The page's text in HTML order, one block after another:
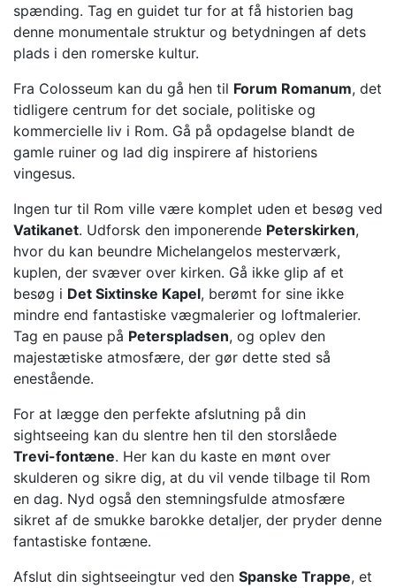
spænding. Tag en guidet tur for at få historien bag
denne monumentale struktur og betydningen af dets
plads i den romerske kultur.
Fra Colosseum kan du gå hen til Forum Romanum, det
tidligere centrum for det sociale, politiske og
kommercielle liv i Rom. Gå på opdagelse blandt de
gamle ruiner og lad dig inspirere af historiens
vingesus.
Ingen tur til Rom ville være komplet uden et besøg ved
Vatikanet. Udforsk den imponerende Peterskirken,
hvor du kan beundre Michelangelos mesterværk,
kuplen, der svæver over kirken. Gå ikke glip af et
besøg i Det Sixtinske Kapel, berømt for sine ikke
mindre end fantastiske vægmalerier og loftmalerier.
Tag en pause på Peterspladsen, og oplev den
majestætiske atmosfære, der gør dette sted så
enestående.
For at lægge den perfekte afslutning på din
sightseeing kan du slentre hen til den storslåede
Trevi-fontæne. Her kan du kaste en mønt over
skulderen og sikre dig, at du vil vende tilbage til Rom
en dag. Nyd også den stemningsfulde atmosfære
sikret af de smukke barokke detaljer, der pryder denne
fantastiske fontæne.
Afslut din sightseeingtur ved den Spanske Trappe, et